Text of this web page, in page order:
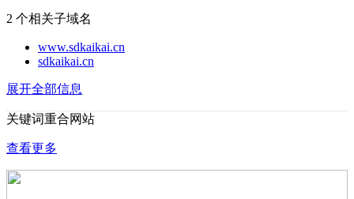
2 个相关子域名
www.sdkaikai.cn
sdkaikai.cn
展开全部信息
关键词重合网站
查看更多